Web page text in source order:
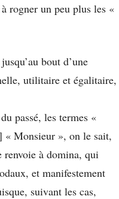
rogner un peu plus les «
bout d’une
utilitaire et égalitaire,
passé, les termes «
Monsieur », on le sait,
renvoie à domina, qui
et manifestement
suivant les cas,